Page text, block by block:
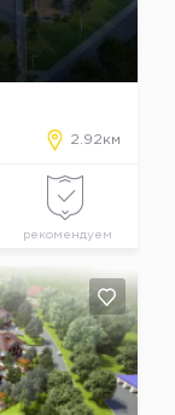
2.92км
рекомендуем